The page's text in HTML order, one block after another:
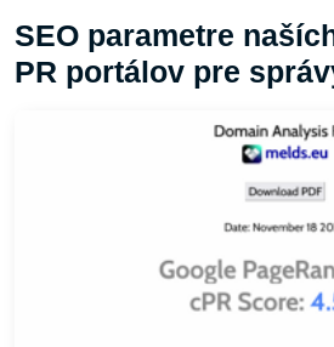
SEO parametre
PR portálov pre